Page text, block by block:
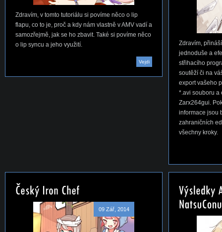
Zdravím, v tomto tutoriálu si povíme něco o lip
flapu, co to je, proč a kdy nám vlastně v AMV vadí a
samozřejmě, jak se ho zbavit. Také si povíme něco
o lip syncu a jeho využití.
Vejdi
Zdravím,
jednoduše a
střihacího
soutěží či na
export vašeho
*.avi souboru a
Zarx264gui.
informace jsou
zahraničních
všechny kroky.
09 Zář, 2014